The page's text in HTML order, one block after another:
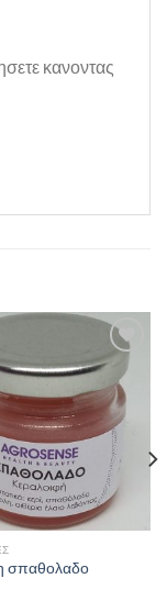
κανοντας
Πρόσθήκη
στην λίστα
επιθυμιών
σπαθολαδο